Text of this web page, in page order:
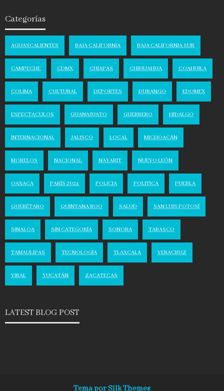
Categorías
AGUASCALIENTES BAJA CALIFORNIA BAJA CALIFORNIA SUR
CAMPECHE CDMX CHIAPAS CHIHUAHUA COAHUILA
COLIMA CULTURAL DEPORTES DURANGO EDOMEX
ESPECTACULOS GUANAJUATO GUERRERO HIDALGO
INTERNACIONAL JALISCO LOCAL MICHOACÁN
MORELOS NACIONAL NAYARIT NUEVO LEÓN
OAXACA PARÍS 2024 POLICIA POLITICA PUEBLA
QUERÉTARO QUINTANA ROO SALUD SAN LUIS POTOSÍ
SINALOA SIN CATEGORÍA SONORA TABASCO
TAMAULIPAS TECNOLOGÍA TLAXCALA VERACRUZ
VIRAL YUCATÁN ZACATECAS
LATEST BLOG POST
Tema por Silk Themes